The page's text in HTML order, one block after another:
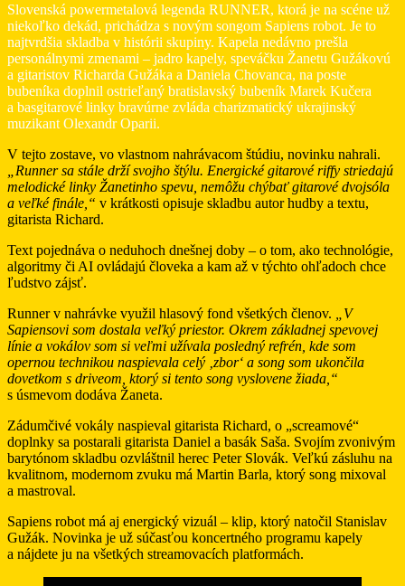
Slovenská powermetalová legenda RUNNER, ktorá je na scéne už
niekoľko dekád, prichádza s novým songom Sapiens robot. Je to
najtvrdšia skladba v histórii skupiny. Kapela nedávno prešla
personálnymi zmenami – jadro kapely, speváčku Žanetu Gužákovú
a gitaristov Richarda Gužáka a Daniela Chovanca, na poste
bubeníka doplnil ostrieľaný bratislavský bubeník Marek Kučera
a basgitarové linky bravúrne zvláda charizmatický ukrajinský
muzikant Olexandr Oparii.
V tejto zostave, vo vlastnom nahrávacom štúdiu, novinku nahrali.
„Runner sa stále drží svojho štýlu. Energické gitarové riffy striedajú
melodické linky Žanetinho spevu, nemôžu chýbať gitarové dvojsóla
a veľké finále,“ v krátkosti opisuje skladbu autor hudby a textu,
gitarista Richard.
Text pojednáva o neduhoch dnešnej doby – o tom, ako technológie,
algoritmy či AI ovládajú človeka a kam až v týchto ohľadoch chce
ľudstvo zájsť.
Runner v nahrávke využil hlasový fond všetkých členov.
„V
Sapiensovi som dostala veľký priestor. Okrem základnej spevovej
línie a vokálov som si veľmi užívala posledný refrén, kde som
opernou technikou naspievala celý ‚zbor‘ a song som ukončila
dovetkom s driveom, ktorý si tento song vyslovene žiada,“
s úsmevom dodáva Žaneta.
Zádumčivé vokály naspieval gitarista Richard, o „screamové“
doplnky sa postarali gitarista Daniel a basák Saša. Svojím zvonivým
barytónom skladbu ozvláštnil herec Peter Slovák. Veľkú zásluhu na
kvalitnom, modernom zvuku má Martin Barla, ktorý song mixoval
a mastroval.
Sapiens robot má aj energický vizuál – klip, ktorý natočil Stanislav
Gužák. Novinka je už súčasťou koncertného programu kapely
a nájdete ju na všetkých streamovacích platformách.